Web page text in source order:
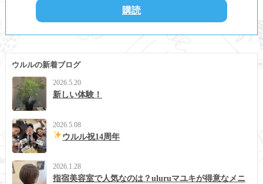
ウルルの新着ブログ
2026.5.20
新しい体験！
2026.5.08
ウルル祝14周年
2026.1.28
指宿美容室で人気なのは？uluruマユキが得意なメニ